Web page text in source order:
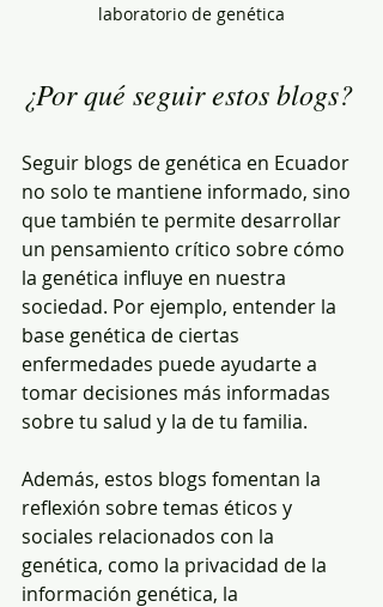
laboratorio de genética
¿Por qué seguir estos blogs?
Seguir blogs de genética en Ecuador
no solo te mantiene informado, sino
que también te permite desarrollar
un pensamiento crítico sobre cómo
la genética influye en nuestra
sociedad. Por ejemplo, entender la
base genética de ciertas
enfermedades puede ayudarte a
tomar decisiones más informadas
sobre tu salud y la de tu familia.
Además, estos blogs fomentan la
reflexión sobre temas éticos y
sociales relacionados con la
genética, como la privacidad de la
información genética, la